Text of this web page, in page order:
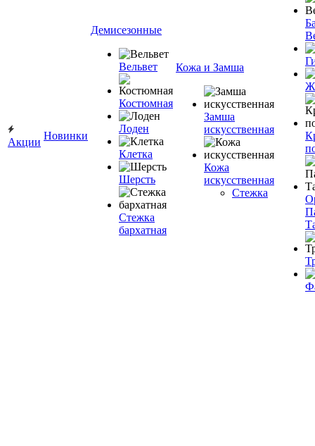
Акции
Новинки
Демисезонные
Вельвет
Костюмная
Лоден
Клетка
Шерсть
Стежка
бархатная
Кожа и Замша
Замша
искусственная
Кожа
искусственная
Стежка